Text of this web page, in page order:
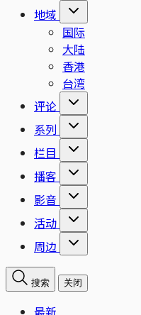
地域
国际
大陆
香港
台湾
评论
系列
栏目
播客
影音
活动
周边
搜索 关闭
最新